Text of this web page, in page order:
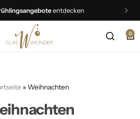
entdecken
0
» Weihnachten